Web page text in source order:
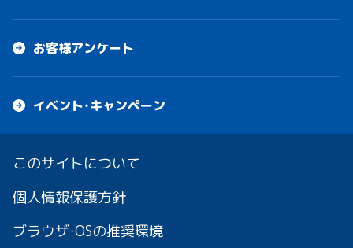
お客様アンケート
イベント・キャンペーン
このサイトについて
個人情報保護方針
ブラウザ・OSの推奨環境